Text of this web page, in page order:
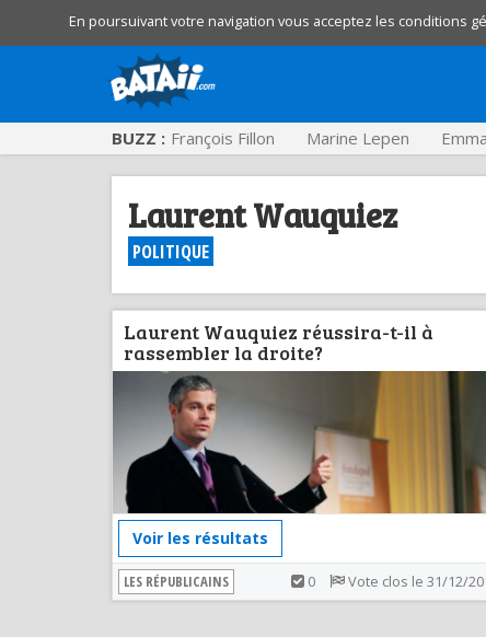
En poursuivant votre navigation vous acceptez les conditions
BUZZ : François Fillon Marine Lepen
Laurent Wauquiez
POLITIQUE
Laurent Wauquiez réussira-t-il à
rassembler la droite?
Voir les résultats
LES RÉPUBLICAINS 0 Vote clos le 31/12/